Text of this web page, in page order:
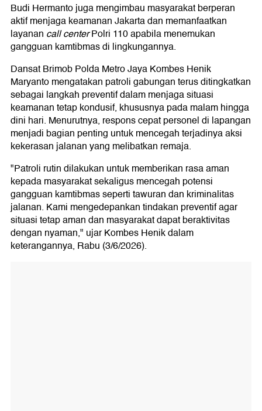
Budi Hermanto juga mengimbau masyarakat berperan
aktif menjaga keamanan Jakarta dan memanfaatkan
layanan call centerPolri 110 apabila menemukan
gangguan kamtibmas di lingkungannya.
Dansat Brimob Polda Metro Jaya Kombes Henik
Maryanto mengatakan patroli gabungan terus ditingkatkan
sebagai langkah preventif dalam menjaga situasi
keamanan tetap kondusif, khususnya pada malam hingga
dini hari. Menurutnya, respons cepat personel di lapangan
menjadi bagian penting untuk mencegah terjadinya aksi
kekerasan jalanan yang melibatkan remaja.
"Patroli rutin dilakukan untuk memberikan rasa aman
kepada masyarakat sekaligus mencegah potensi
gangguan kamtibmas seperti tawuran dan kriminalitas
jalanan. Kami mengedepankan tindakan preventif agar
situasi tetap aman dan masyarakat dapat beraktivitas
dengan nyaman," ujar Kombes Henik dalam
keterangannya, Rabu (3/6/2026).